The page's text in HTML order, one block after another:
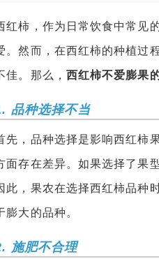
，作为日常饮食中常见的
。然而，在西红柿的种植过
佳。那么， 西红柿不爱膨果
品种选择不当
品种选择是影响西红柿果
面存在差异。如果选择了果
此，果农在选择西红柿品种
膨大的品种。
施肥不合理